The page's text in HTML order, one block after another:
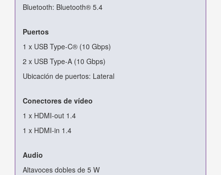
Bluetooth: Bluetooth® 5.4
Puertos
1 x USB Type-C® (10 Gbps)
2 x USB Type-A (10 Gbps)
Ubicación de puertos: Lateral
Conectores de vídeo
1 x HDMI-out 1.4
1 x HDMI-in 1.4
Audio
Altavoces dobles de 5 W